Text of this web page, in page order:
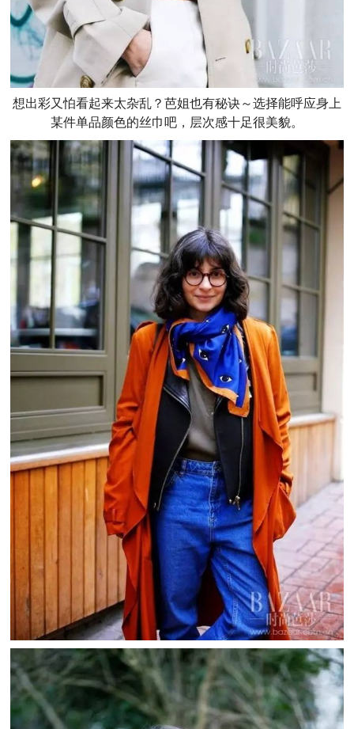
想出彩又怕看起来太杂乱？芭姐也有秘诀～选择能呼应身上
某件单品颜色的丝巾吧，层次感十足很美貌。